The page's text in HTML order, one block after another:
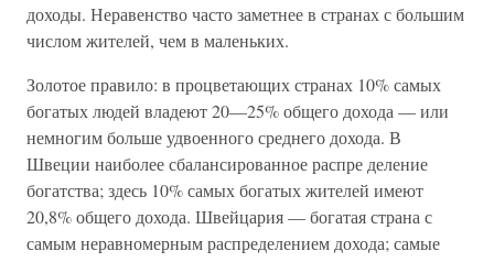
доходы. Неравенство часто заметнее в странах с большим
числом жителей, чем в маленьких.
Золотое правило: в процветающих странах 10% самых
богатых людей владеют 20—25% общего дохода — или
немногим больше удвоенного среднего дохода. В
Швеции наиболее сбалансированное распре деление
богатства; здесь 10% самых богатых жителей имеют
20,8% общего дохода. Швейцария — богатая страна с
самым неравномерным распределением дохода; самые